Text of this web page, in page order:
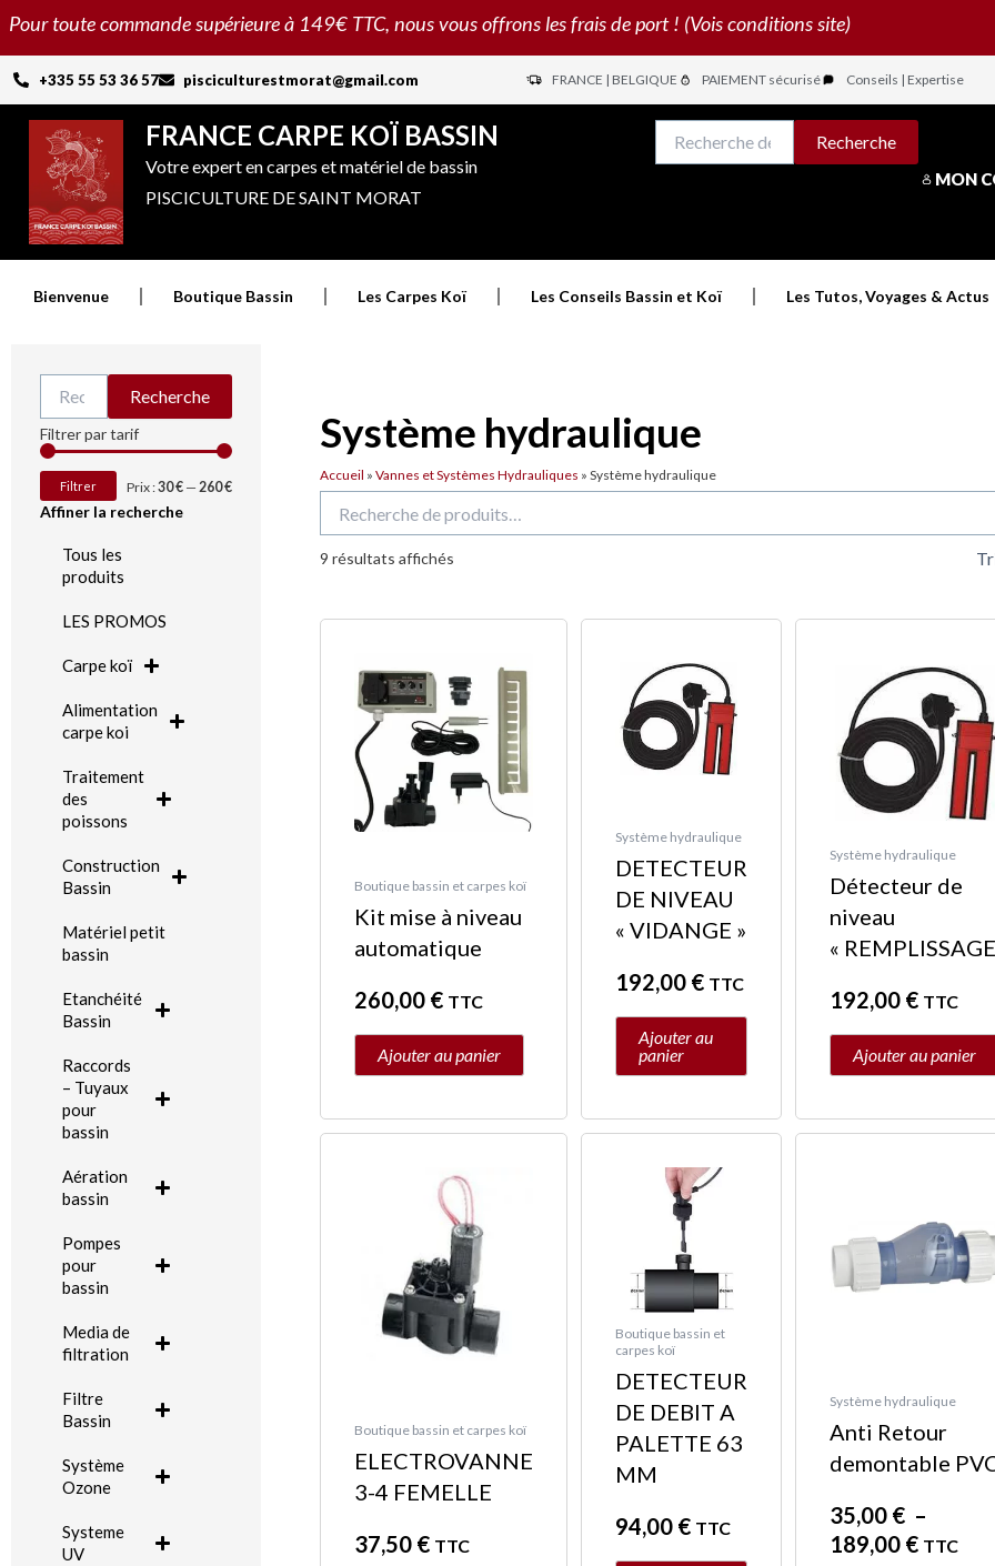
Aller
contenu
Pour toute commande supérieure à 149€ TTC, nous vous offrons les frais de port ! (Vois conditions site)
+335 55 53 36 57 pisciculturestmorat@gmail.com FRANCE | BELGIQUE PAIEMENT sécurisé Conseils | Expertise
FRANCE CARPE KOÏ BASSIN
Votre expert en carpes et matériel de bassin
PISCICULTURE DE SAINT MORAT
pour :
Recherche
MON
Bienvenue Boutique Bassin Les Carpes Koï Les Conseils Bassin et Koï Les Tutos, Voyages & Actus
pour :
Recherche
Filtrer par tarif
min
max
Filtrer Prix :30 €— 260 €
Affiner la recherche
Tous les
produits
LES PROMOS
Carpe koï
Alimentation
carpe koi
Traitement
des
poissons
Construction
Bassin
Matériel petit
bassin
Etanchéité
Bassin
Raccords
– Tuyaux
pour
bassin
Aération
bassin
Pompes
pour
bassin
Media de
filtration
Filtre
Bassin
Système
Ozone
Systeme
UV
Système hydraulique
Accueil »Vannes et Systèmes Hydrauliques »Système hydraulique
pour :
9 résultats affichés
Trié
plus
Boutique bassin et carpes koï
Kit mise à niveau
automatique
260,00 € TTC
Ajouter au panier
Système hydraulique
DETECTEUR
DE NIVEAU
« VIDANGE »
192,00 € TTC
Ajouter au
panier
Système hydraulique
Détecteur de
niveau
«
192,00 € TTC
Ajouter au panier
Boutique bassin et carpes koï
ELECTROVANNE
3-4 FEMELLE
37,50 € TTC
Boutique bassin et
carpes koï
DETECTEUR
DE DEBIT A
PALETTE 63
MM
94,00 € TTC
Système hydraulique
Anti Retour
demontable
35,00 € –
189,00 €
35,00 €
à
189,00 €
TTC
plusieurs
variations.
être
choisies
sur
page
du